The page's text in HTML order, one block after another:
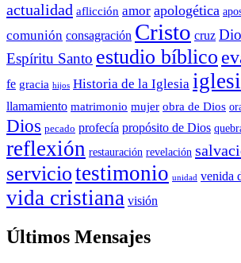
actualidad aflicción amor apologética
comunión consagración Cristo cruz
Espíritu Santo estudio bíblico
fe gracia hijos Historia de la Iglesia
llamamiento matrimonio mujer obra de Dios
Dios pecado profecía propósito de Dios
reflexión restauración revelación
serviciotestimonio unidad venida
vida cristiana visión
Últimos Mensajes